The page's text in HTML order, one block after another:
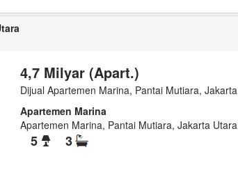
4,7 Milyar (Apart.)
Dijual Apartemen Marina, Pantai Mutiara,
Apartemen Marina
Apartemen Marina, Pantai Mutiara, Jakarta Utara
5 3